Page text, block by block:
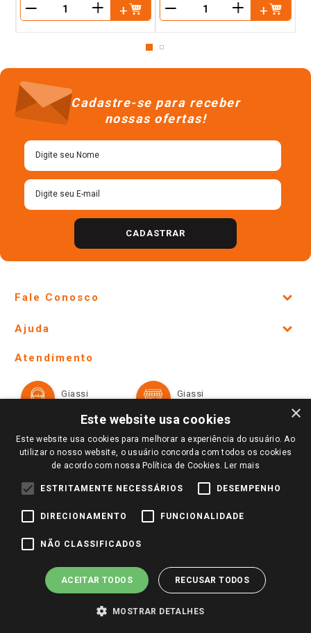
＋ ＋
Cadastre-se para receber
nossas ofertas!
CADASTRAR
Fale Conosco
Lojas Físicas e Horários
Ofertas
Televendas
Notícias
Perguntas frequentes
Identidade Visual
Ajuda
Formas de Pagamento
Trocas e Devoluções
Atendimento
Giassi
Giassi
Redes Sociais
Pagamento e Segurança
×
Este website usa cookies
Este website usa cookies para melhorar a experiência do usuário. Ao
utilizar o nosso website, o usuário concorda com todos os cookies
de acordo com nossa Política de Cookies. Ler mais
ESTRITAMENTE NECESSÁRIOS DESEMPENHO
DIRECIONAMENTO FUNCIONALIDADE
NÃO CLASSIFICADOS
ACEITAR TODOS RECUSAR TODOS
MOSTRAR DETALHES